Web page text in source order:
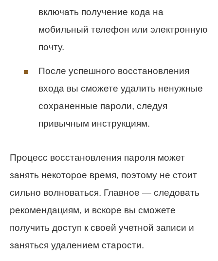
включать получение кода на
мобильный телефон или электронную
почту.
После успешного восстановления
входа вы сможете удалить ненужные
сохраненные пароли, следуя
привычным инструкциям.
Процесс восстановления пароля может
занять некоторое время, поэтому не стоит
сильно волноваться. Главное — следовать
рекомендациям, и вскоре вы сможете
получить доступ к своей учетной записи и
заняться удалением старости.